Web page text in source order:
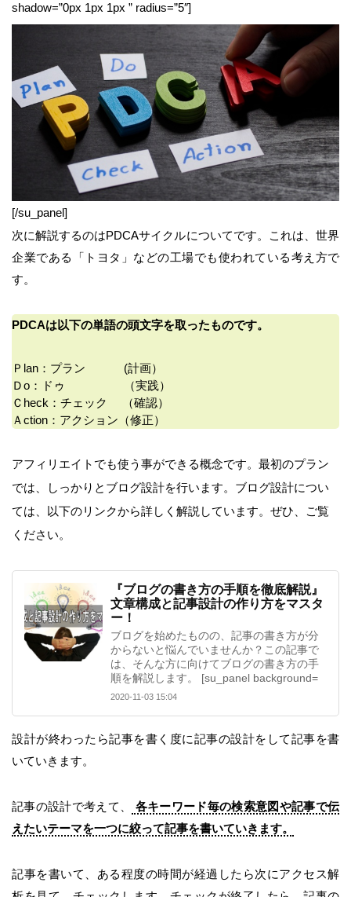
shadow=”0px 1px 1px ” radius=”5″]
[/su_panel]
次に解説するのはPDCAサイクルについてです。これは、世界
企業である「トヨタ」などの工場でも使われている考え方で
す。
PDCAは以下の単語の頭文字を取ったものです。
Ｐlan：プラン (計画）
Ｄo：ドゥ （実践）
Ｃheck：チェック （確認）
Ａction：アクション（修正）
アフィリエイトでも使う事ができる概念です。最初のプラン
では、しっかりとブログ設計を行います。ブログ設計につい
ては、以下のリンクから詳しく解説しています。ぜひ、ご覧
ください。
『ブログの書き方の手順を徹底解説』
文章構成と記事設計の作り方をマスタ
ー！
ブログを始めたものの、記事の書き方が分
からないと悩んでいませんか？この記事で
は、そんな方に向けてブログの書き方の手
順を解説します。 [su_panel background=
2020-11-03 15:04
設計が終わったら記事を書く度に記事の設計をして記事を書
いていきます。
記事の設計で考えて、
各キーワード毎の検索意図や記事で伝
えたいテーマを一つに絞って記事を書いていきます。
記事を書いて、ある程度の時間が経過したら次にアクセス解